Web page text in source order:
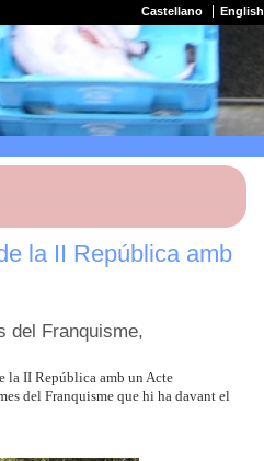
Castellano English
la II República amb
del Franquisme,
la II República amb un Acte
del Franquisme que hi ha davant el